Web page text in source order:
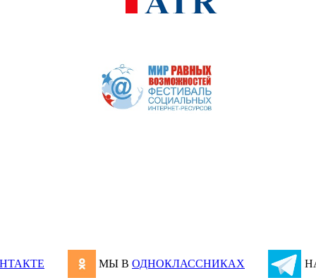
МЫ В ОДНОКЛАССНИКАХ